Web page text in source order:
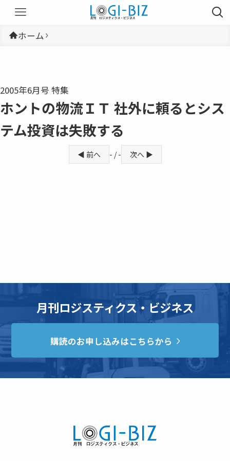
ホーム
2005年6月号 特集
ホントの物流ＩＴ 社外に頼るとシス
テム投資は失敗する
◀ 前へ - / - 次へ ▶
月刊ロジスティクス・ビジネス
購読のお申し込みはこちらから